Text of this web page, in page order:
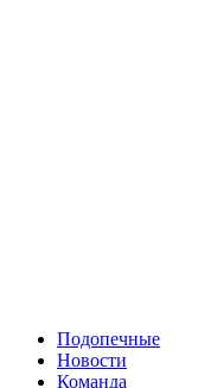
Подопечные
Новости
Команда